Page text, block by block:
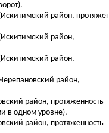
район,
район,
район,
район,
район, протяженность
в одном уровне),
район, протяженность